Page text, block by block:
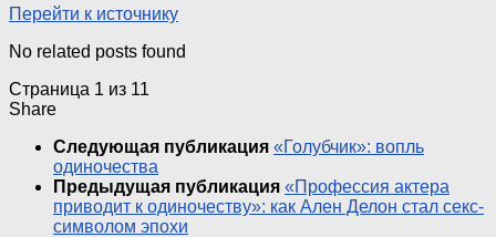
Перейти к источнику
No related posts found
Страница 1 из 11
Share
Следующая публикация «Голубчик»: вопль
одиночества
Предыдущая публикация «Профессия актера
приводит к одиночеству»: как Ален Делон стал секс-
символом эпохи